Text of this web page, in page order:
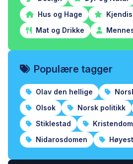
Hus og Hage
Mat og Drikke
Populære tagger
Olav den hellige
Olsok
Norsk politikk
Stiklestad
Kristendom
Nidarosdomen